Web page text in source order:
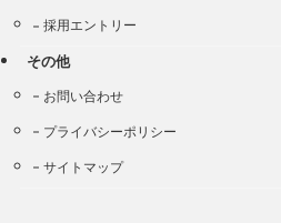
採用エントリー
その他
お問い合わせ
プライバシーポリシー
サイトマップ